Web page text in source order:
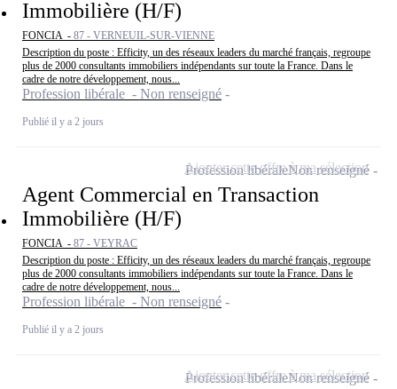
Immobilière (H/F)
FONCIA - 87 - VERNEUIL-SUR-VIENNE
Description du poste : Efficity, un des réseaux leaders du marché français, regroupe
plus de 2000 consultants immobiliers indépendants sur toute la France. Dans le
cadre de notre développement, nous...
Profession libérale - Non renseigné
Publié il y a 2 jours
Agent Commercial en Transaction
Immobilière (H/F)
FONCIA - 87 - VEYRAC
Description du poste : Efficity, un des réseaux leaders du marché français, regroupe
plus de 2000 consultants immobiliers indépendants sur toute la France. Dans le
cadre de notre développement, nous...
Profession libérale - Non renseigné
Publié il y a 2 jours
Profession libéraleNon renseigné
Ajouter cette offre à ma sélection
Profession libéraleNon renseigné
Ajouter cette offre à ma sélection